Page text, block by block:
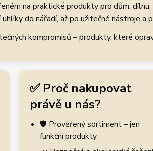
na praktické produkty pro dům,
do nářadí, až po užitečné nástroje a
kompromisů – produkty, které
✅ Proč nakupovat
právě u nás?
🛡️ Prověřený sortiment – jen
funkční produkty